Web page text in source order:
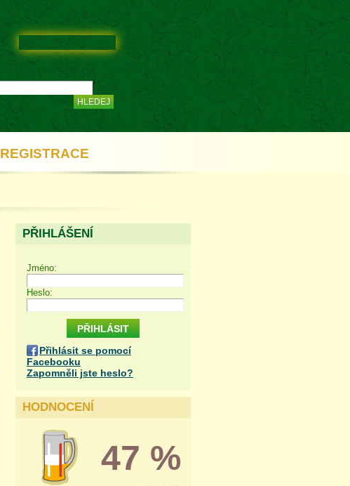
REGISTRACE
PŘIHLÁŠENÍ
Jméno:
Heslo:
Přihlásit se pomocí
Facebooku
Zapomněli jste heslo?
HODNOCENÍ
47 %